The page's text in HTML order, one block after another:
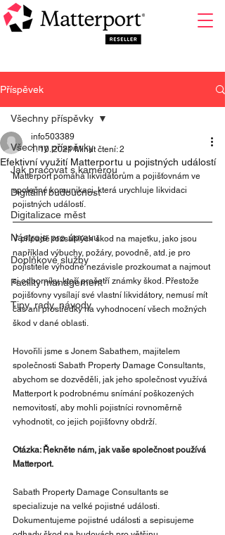
Příspěvek
Všechny příspěvky
Jak pracovat s kamerou
Digitální budoucnost
Digitalizace měst
Nástroje pro úpravu
Doplňkové služby
Facility management
Tipy, rady, návody
Všechny příspěvky
Efektivní využití Matterportu u pojistných událostí
info503389
1. 10. 2021 Minut čtení: 2
Matterport pomáhá likvidátorům a pojišťovnám ve
společné komunikaci, která urychluje likvidaci
pojistných událostí.
V případě rozsáhlých škod na majetku, jako jsou
například výbuchy, požáry, povodně, atd. je pro
pojistitele výhodné nezávisle prozkoumat a najmout
si odborníky, kteří prošetří známky škod. Přestože
pojišťovny vysílají své vlastní likvidátory, nemusí mít
čas ani prostředky na vyhodnocení všech možných
škod v dané oblasti.
Hovořili jsme s Jonem Sabathem, majitelem
společnosti Sabath Property Damage Consultants,
abychom se dozvěděli, jak jeho společnost využívá
Matterport k podrobnému snímání poškozených
nemovitostí, aby mohli pojistníci rovnoměrně
vyhodnotit, co jejich pojišťovny obdrží.
Otázka: Řekněte nám, jak vaše společnost používá
Matterport.
Sabath Property Damage Consultants se
specializuje na velké pojistné události.
Dokumentujeme pojistné události a sepisujeme